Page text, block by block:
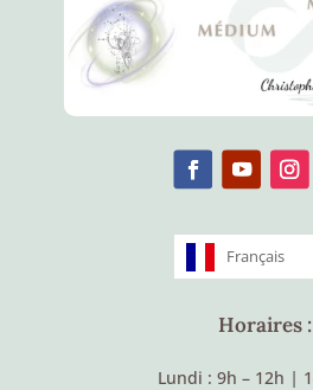
Français
Horaires :
Lundi : 9h – 12h |